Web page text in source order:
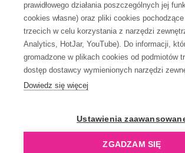
prawidłowego działania poszczególnych jej
cookies własne) oraz pliki cookies
trzecich w celu korzystania z narzędzi
Analytics, HotJar, YouTube). Do informacji,
gromadzone w plikach cookies od podmiotów
dostęp dostawcy wymienionych narzędzi
Dowiedz się więcej
Ustawienia
ZGADZAM SIĘ
KONTAKT
OpenGift jest częścią